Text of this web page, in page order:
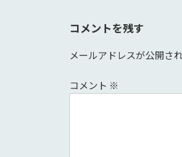
コメントを残す
メールアドレスが公開さ
コメント ※